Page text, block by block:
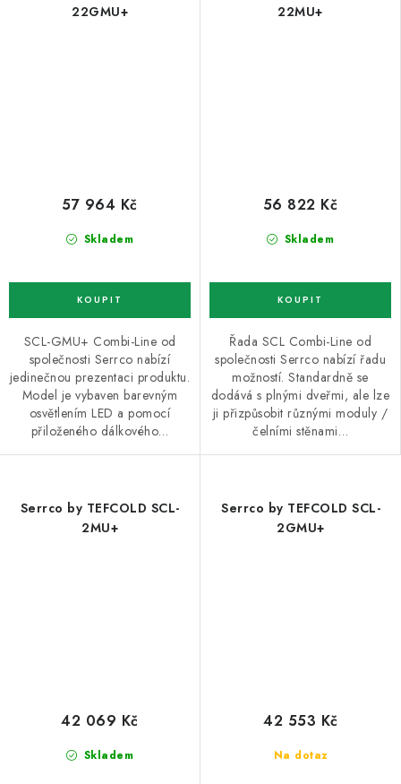
22GMU+
Skladem
57 964 Kč
SCL-GMU+ Combi-Line od
společnosti Serrco nabízí
jedinečnou prezentaci produktu.
Model je vybaven barevným
osvětlením LED a pomocí
přiloženého dálkového…
22MU+
Skladem
56 822 Kč
Řada SCL Combi-Line od
společnosti Serrco nabízí řadu
možností. Standardně se
dodává s plnými dveřmi, ale lze
ji přizpůsobit různými moduly /
čelními stěnami…
Serrco by TEFCOLD SCL-
2MU+
Skladem
42 069 Kč
Serrco by TEFCOLD SCL-
2GMU+
Na dotaz
42 553 Kč